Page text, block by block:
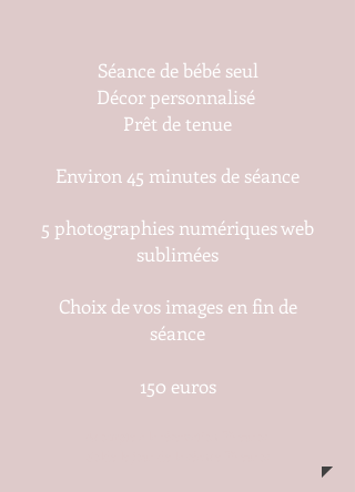
Séance de bébé seul
Décor personnalisé
Prêt de tenue
Environ 45 minutes de séance
5 photographies numériques web
sublimées
Choix de vos images en fin de
séance
150 euros